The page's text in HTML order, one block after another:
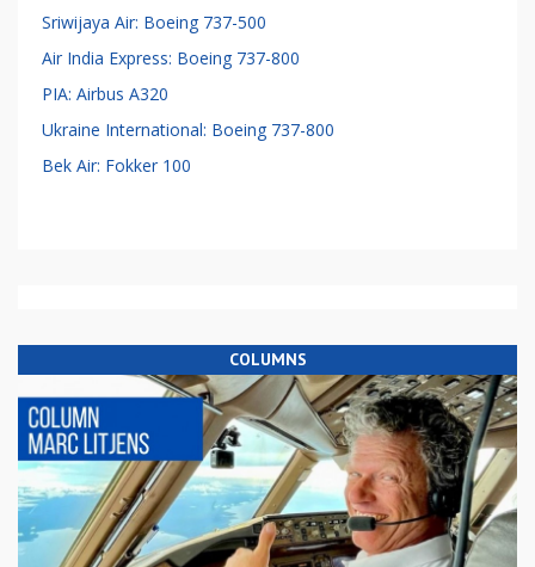
Sriwijaya Air: Boeing 737-500
Air India Express: Boeing 737-800
PIA: Airbus A320
Ukraine International: Boeing 737-800
Bek Air: Fokker 100
COLUMNS